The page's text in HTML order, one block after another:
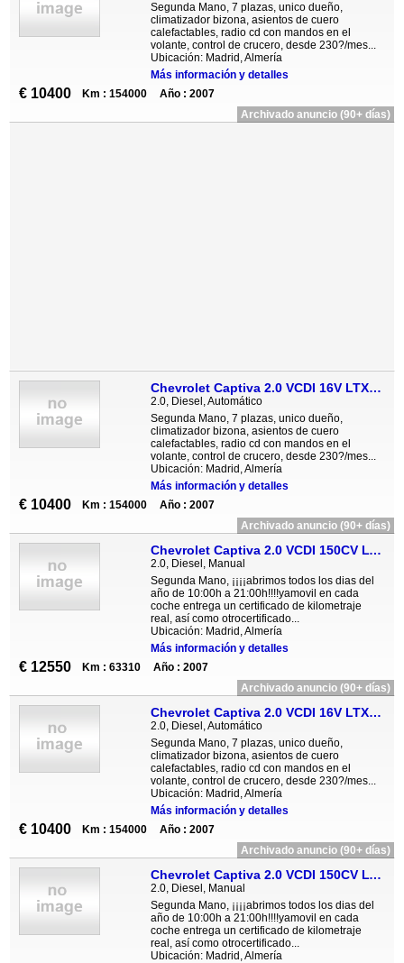
Segunda Mano, 7 plazas, unico dueño,
climatizador bizona, asientos de cuero
calefactables, radio cd con mandos en el
volante, control de crucero, desde 230?/mes...
Ubicación: Madrid, Almería
Más información y detalles
€ 10400 Km : 154000
Año : 2007
Archivado anuncio (90+ días)
Chevrolet Captiva 2.0 VCDI 16V LTX 7 Plazas Auto
2.0, Diesel, Automático
Segunda Mano, 7 plazas, unico dueño,
climatizador bizona, asientos de cuero
calefactables, radio cd con mandos en el
volante, control de crucero, desde 230?/mes...
Ubicación: Madrid, Almería
Más información y detalles
€ 10400 Km : 154000
Año : 2007
Archivado anuncio (90+ días)
Chevrolet Captiva 2.0 VCDI 150CV LT 4X4 5P
2.0, Diesel, Manual
Segunda Mano, ¡¡¡¡abrimos todos los dias del
año de 10:00h a 21:00h!!!!yamovil en cada
coche entrega un certificado de kilometraje
real, así como otrocertificado...
Ubicación: Madrid, Almería
Más información y detalles
€ 12550 Km : 63310
Año : 2007
Archivado anuncio (90+ días)
Chevrolet Captiva 2.0 VCDI 16V LTX 7 Plazas Auto
2.0, Diesel, Automático
Segunda Mano, 7 plazas, unico dueño,
climatizador bizona, asientos de cuero
calefactables, radio cd con mandos en el
volante, control de crucero, desde 230?/mes...
Ubicación: Madrid, Almería
Más información y detalles
€ 10400 Km : 154000
Año : 2007
Archivado anuncio (90+ días)
Chevrolet Captiva 2.0 VCDI 150CV LT 4X4 5P
2.0, Diesel, Manual
Segunda Mano, ¡¡¡¡abrimos todos los dias del
año de 10:00h a 21:00h!!!!yamovil en cada
coche entrega un certificado de kilometraje
real, así como otrocertificado...
Ubicación: Madrid, Almería